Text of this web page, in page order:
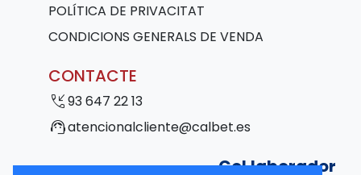
POLÍTICA DE PRIVACITAT
CONDICIONS GENERALS DE VENDA
CONTACTE
phone_callback93 647 22 13
support_agentatencionalcliente@calbet.es
Col·laborador